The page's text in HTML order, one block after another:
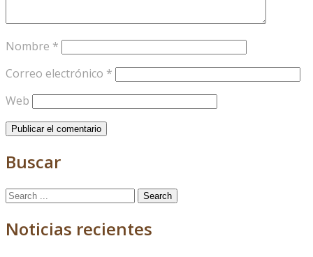
Nombre *
Correo electrónico *
Web
Buscar
Search
Noticias recientes